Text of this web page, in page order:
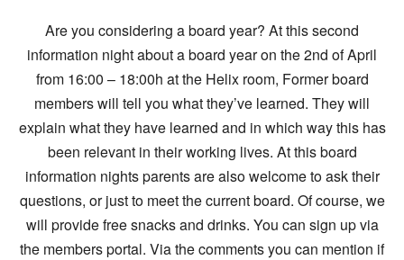
Are you considering a board year? At this second
information night about a board year on the 2nd of April
from 16:00 – 18:00h at the Helix room, Former board
members will tell you what they’ve learned. They will
explain what they have learned and in which way this has
been relevant in their working lives. At this board
information nights parents are also welcome to ask their
questions, or just to meet the current board. Of course, we
will provide free snacks and drinks. You can sign up via
the members portal. Via the comments you can mention if